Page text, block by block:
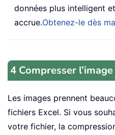
données plus intelligent
accrue.Obtenez-le dès
4 Compresser l’image
Les images prennent
fichiers Excel. Si vous
votre fichier, la